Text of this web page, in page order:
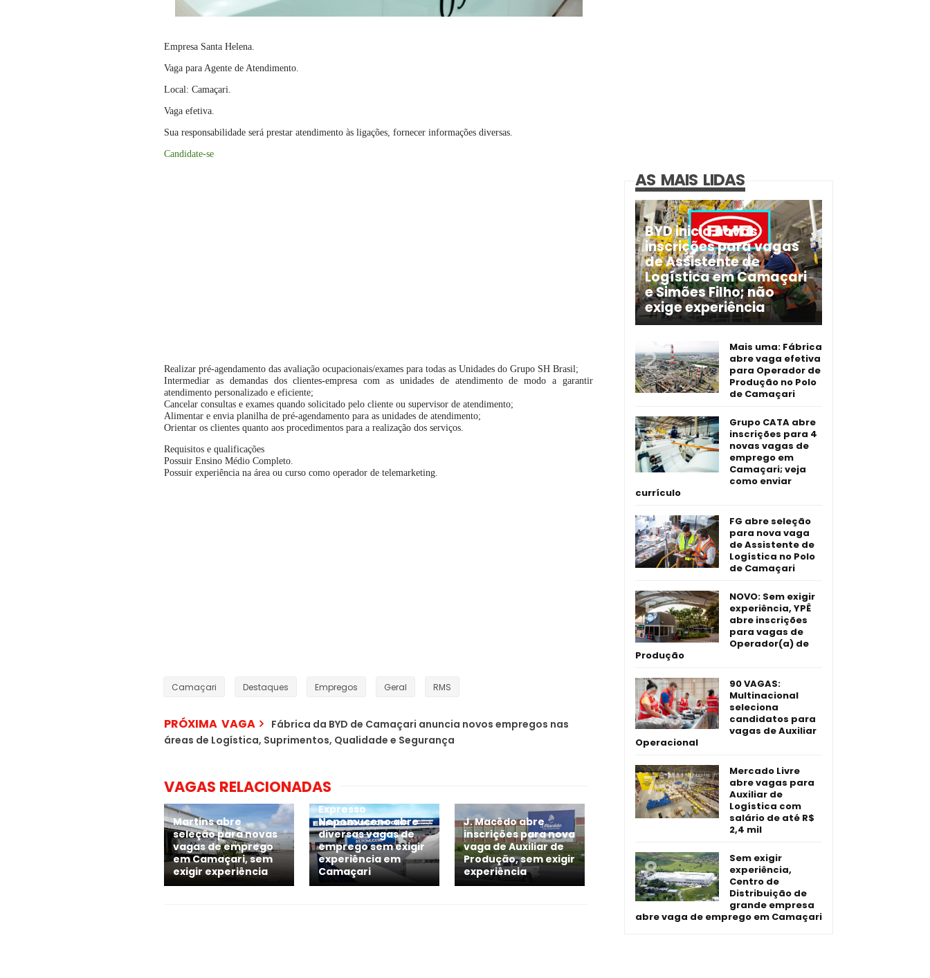
Empresa Santa Helena.
Vaga para Agente de Atendimento.
Local: Camaçari.
Vaga efetiva.
Sua responsabilidade será prestar atendimento às ligações, fornecer informações diversas.
Candidate-se
Realizar pré-agendamento das avaliação ocupacionais/exames para todas as Unidades do Grupo SH Brasil;
Intermediar as demandas dos clientes-empresa com as unidades de atendimento de modo a garantir
atendimento personalizado e eficiente;
Cancelar consultas e exames quando solicitado pelo cliente ou supervisor de atendimento;
Alimentar e envia planilha de pré-agendamento para as unidades de atendimento;
Orientar os clientes quanto aos procedimentos para a realização dos serviços.
Requisitos e qualificações
Possuir Ensino Médio Completo.
Possuir experiência na área ou curso como operador de telemarketing.
Camaçari Destaques Empregos Geral RMS
PRÓXIMA VAGA
Fábrica da BYD de Camaçari anuncia novos empregos nas
áreas de Logística, Suprimentos, Qualidade e Segurança
VAGAS RELACIONADAS
Martins abre
seleção para novas
vagas de emprego
em Camaçari, sem
exigir experiência
Expresso
Nepomuceno abre
diversas vagas de
emprego sem exigir
experiência em
Camaçari
J. Macêdo abre
inscrições para nova
vaga de Auxiliar de
Produção, sem exigir
experiência
AS MAIS LIDAS
BYD inicia novas
inscrições para vagas
de Assistente de
Logística em Camaçari
e Simões Filho; não
exige experiência
Mais uma: Fábrica
abre vaga efetiva
para Operador de
Produção no Polo
de Camaçari
Grupo CATA abre
inscrições para 4
novas vagas de
emprego em
Camaçari; veja
como enviar
currículo
FG abre seleção
para nova vaga
de Assistente de
Logística no Polo
de Camaçari
NOVO: Sem exigir
experiência, YPÊ
abre inscrições
para vagas de
Operador(a) de
Produção
90 VAGAS:
Multinacional
seleciona
candidatos para
vagas de Auxiliar
Operacional
Mercado Livre
abre vagas para
Auxiliar de
Logística com
salário de até R$
2,4 mil
Sem exigir
experiência,
Centro de
Distribuição de
grande empresa
abre vaga de emprego em Camaçari